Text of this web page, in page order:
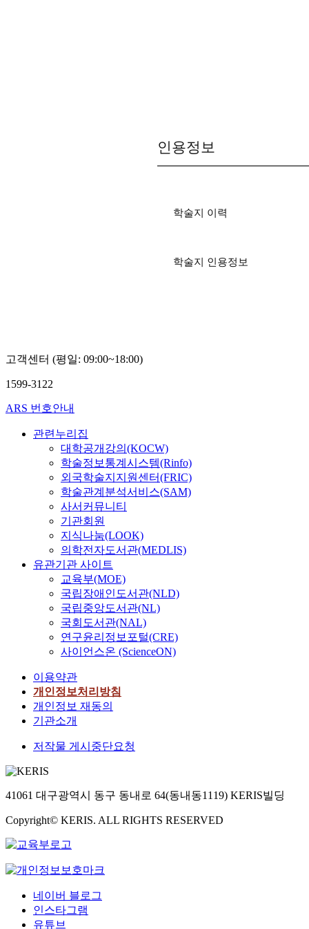
인용정보
학술지 이력
학술지 인용정보
고객센터 (평일: 09:00~18:00)
1599-3122
ARS 번호안내
관련누리집
대학공개강의(KOCW)
학술정보통계시스템(Rinfo)
외국학술지지원센터(FRIC)
학술관계분석서비스(SAM)
사서커뮤니티
기관회원
지식나눔(LOOK)
의학전자도서관(MEDLIS)
유관기관 사이트
교육부(MOE)
국립장애인도서관(NLD)
국립중앙도서관(NL)
국회도서관(NAL)
연구윤리정보포털(CRE)
사이언스온 (ScienceON)
이용약관
개인정보처리방침
개인정보 재동의
기관소개
저작물 게시중단요청
41061 대구광역시 동구 동내로 64(동내동1119) KERIS빌딩
Copyright© KERIS. ALL RIGHTS RESERVED
네이버 블로그
인스타그램
유튜브